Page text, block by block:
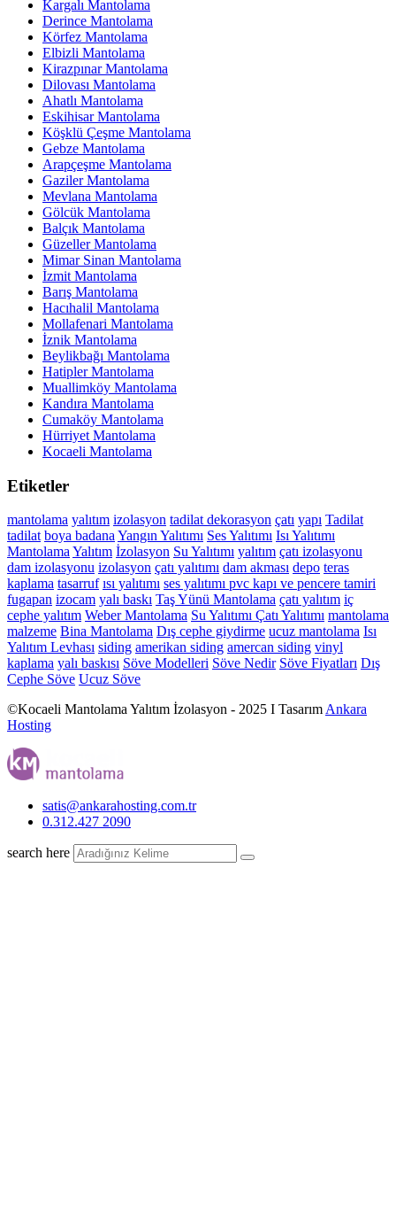
Kargalı Mantolama
Derince Mantolama
Körfez Mantolama
Elbizli Mantolama
Kirazpınar Mantolama
Dilovası Mantolama
Ahatlı Mantolama
Eskihisar Mantolama
Köşklü Çeşme Mantolama
Gebze Mantolama
Arapçeşme Mantolama
Gaziler Mantolama
Mevlana Mantolama
Gölcük Mantolama
Balçık Mantolama
Güzeller Mantolama
Mimar Sinan Mantolama
İzmit Mantolama
Barış Mantolama
Hacıhalil Mantolama
Mollafenari Mantolama
İznik Mantolama
Beylikbağı Mantolama
Hatipler Mantolama
Muallimköy Mantolama
Kandıra Mantolama
Cumaköy Mantolama
Hürriyet Mantolama
Kocaeli Mantolama
Etiketler
mantolama yalıtım izolasyon tadilatdekorasyon çatı yapı Tadilat
tadilat boya badanaYangın Yalıtımı Ses Yalıtımı Isı Yalıtımı
MantolamaYalıtım İzolasyon Su Yalıtımı yalıtım çatı izolasyonu
dam izolasyonu izolasyon çatı yalıtımı dam akması depo teras
kaplama tasarruf ısı yalıtımı ses yalıtımı pvc kapı ve pencere tamiri
fugapan izocam yalı baskı Taş Yünü Mantolama çatı yalıtım iç
cephe yalıtım Weber Mantolama Su Yalıtımı Çatı Yalıtımı mantolama
malzeme Bina Mantolama Dış cephe giydirme ucuz mantolama Isı
Yalıtım Levhası siding amerikan siding amercan siding vinyl
kaplama yalı baskısı Söve Modelleri Söve Nedir Söve Fiyatları Dış
Cephe Söve Ucuz Söve
©Kocaeli Mantolama Yalıtım İzolasyon - 2025 I TasarımAnkara
Hosting
satis@ankarahosting.com.tr
0.312.427 2090
search here